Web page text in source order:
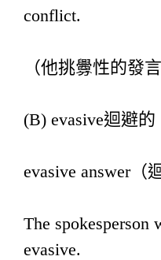
conflict.
（他挑釁性的發
(B) evasive迴避
evasive answer（
The spokesperson
evasive.